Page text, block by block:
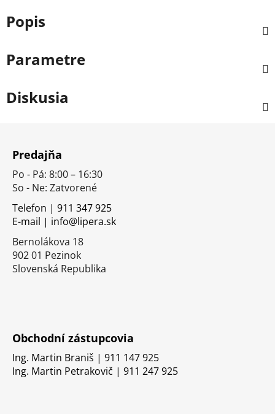
Popis
Parametre
Diskusia
Predajňa
Po - Pá: 8:00 – 16:30
So - Ne: Zatvorené
Telefon | 911 347 925
E-mail | info@lipera.sk
Bernolákova 18
902 01 Pezinok
Slovenská Republika
Obchodní zástupcovia
Ing. Martin Braniš | 911 147 925
Ing. Martin Petrakovič | 911 247 925